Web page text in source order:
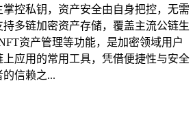
控私钥，资产安全由自身把控，无需
多链加密资产存储，覆盖主流公链生
资产管理等功能，是加密领域用户
应用的常用工具，凭借便捷性与安全
信赖之...